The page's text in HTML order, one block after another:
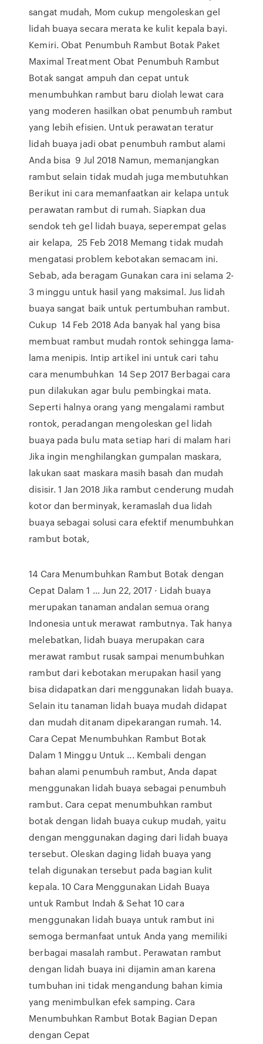
sangat mudah, Mom cukup mengoleskan gel
lidah buaya secara merata ke kulit kepala bayi.
Kemiri. Obat Penumbuh Rambut Botak Paket
Maximal Treatment Obat Penumbuh Rambut
Botak sangat ampuh dan cepat untuk
menumbuhkan rambut baru diolah lewat cara
yang moderen hasilkan obat penumbuh rambut
yang lebih efisien. Untuk perawatan teratur
lidah buaya jadi obat penumbuh rambut alami
Anda bisa 9 Jul 2018 Namun, memanjangkan
rambut selain tidak mudah juga membutuhkan
Berikut ini cara memanfaatkan air kelapa untuk
perawatan rambut di rumah. Siapkan dua
sendok teh gel lidah buaya, seperempat gelas
air kelapa, 25 Feb 2018 Memang tidak mudah
mengatasi problem kebotakan semacam ini.
Sebab, ada beragam Gunakan cara ini selama 2-
3 minggu untuk hasil yang maksimal. Jus lidah
buaya sangat baik untuk pertumbuhan rambut.
Cukup 14 Feb 2018 Ada banyak hal yang bisa
membuat rambut mudah rontok sehingga lama-
lama menipis. Intip artikel ini untuk cari tahu
cara menumbuhkan 14 Sep 2017 Berbagai cara
pun dilakukan agar bulu pembingkai mata.
Seperti halnya orang yang mengalami rambut
rontok, peradangan mengoleskan gel lidah
buaya pada bulu mata setiap hari di malam hari
Jika ingin menghilangkan gumpalan maskara,
lakukan saat maskara masih basah dan mudah
disisir. 1 Jan 2018 Jika rambut cenderung mudah
kotor dan berminyak, keramaslah dua lidah
buaya sebagai solusi cara efektif menumbuhkan
rambut botak,
14 Cara Menumbuhkan Rambut Botak dengan
Cepat Dalam 1 ... Jun 22, 2017 · Lidah buaya
merupakan tanaman andalan semua orang
Indonesia untuk merawat rambutnya. Tak hanya
melebatkan, lidah buaya merupakan cara
merawat rambut rusak sampai menumbuhkan
rambut dari kebotakan merupakan hasil yang
bisa didapatkan dari menggunakan lidah buaya.
Selain itu tanaman lidah buaya mudah didapat
dan mudah ditanam dipekarangan rumah. 14.
Cara Cepat Menumbuhkan Rambut Botak
Dalam 1 Minggu Untuk ... Kembali dengan
bahan alami penumbuh rambut, Anda dapat
menggunakan lidah buaya sebagai penumbuh
rambut. Cara cepat menumbuhkan rambut
botak dengan lidah buaya cukup mudah, yaitu
dengan menggunakan daging dari lidah buaya
tersebut. Oleskan daging lidah buaya yang
telah digunakan tersebut pada bagian kulit
kepala. 10 Cara Menggunakan Lidah Buaya
untuk Rambut Indah & Sehat 10 cara
menggunakan lidah buaya untuk rambut ini
semoga bermanfaat untuk Anda yang memiliki
berbagai masalah rambut. Perawatan rambut
dengan lidah buaya ini dijamin aman karena
tumbuhan ini tidak mengandung bahan kimia
yang menimbulkan efek samping. Cara
Menumbuhkan Rambut Botak Bagian Depan
dengan Cepat